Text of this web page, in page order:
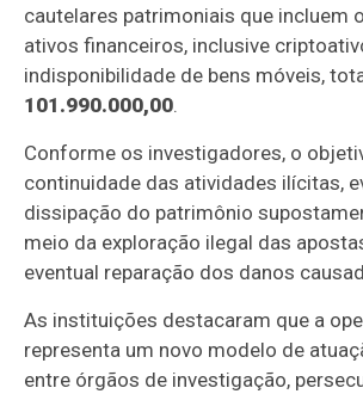
cautelares patrimoniais que incluem
ativos financeiros, inclusive
indisponibilidade de bens móveis,
101.990.000,00.
Conforme os investigadores, o
continuidade das atividades ilícitas,
dissipação do patrimônio
meio da exploração ilegal das
eventual reparação dos danos
As instituições destacaram que a
representa um novo modelo de
entre órgãos de investigação,